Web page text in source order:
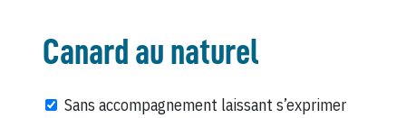
Canard au naturel
Sans accompagnement laissant s’exprimer